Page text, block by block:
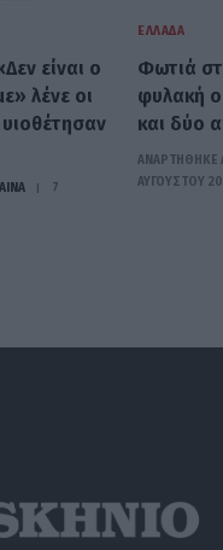
είναι ο
λένε οι
7
ΕΛΛΆΔΑ
Φωτιά
φυλακή
και δύο
ΑΝΑΡΤΗΘΗΚΕ
ΑΥΓΟΎΣΤΟΥ